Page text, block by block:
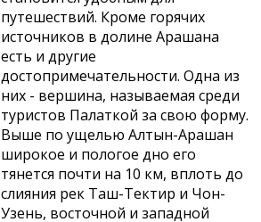
путешествий. Кроме горячих
источников в долине Арашана
есть и другие
достопримечательности. Одна из
них - вершина, называемая среди
туристов Палаткой за свою форму.
Выше по ущелью Алтын-Арашан
широкое и пологое дно его
тянется почти на 10 км, вплоть до
слияния рек Таш-Тектир и Чон-
Узень, восточной и западной